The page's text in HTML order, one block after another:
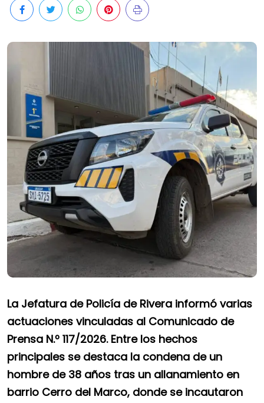
La Jefatura de Policía de Rivera informó varias
actuaciones vinculadas al Comunicado de
Prensa N.º 117/2026. Entre los hechos
principales se destaca la condena de un
hombre de 38 años tras un allanamiento en
barrio Cerro del Marco, donde se incautaron